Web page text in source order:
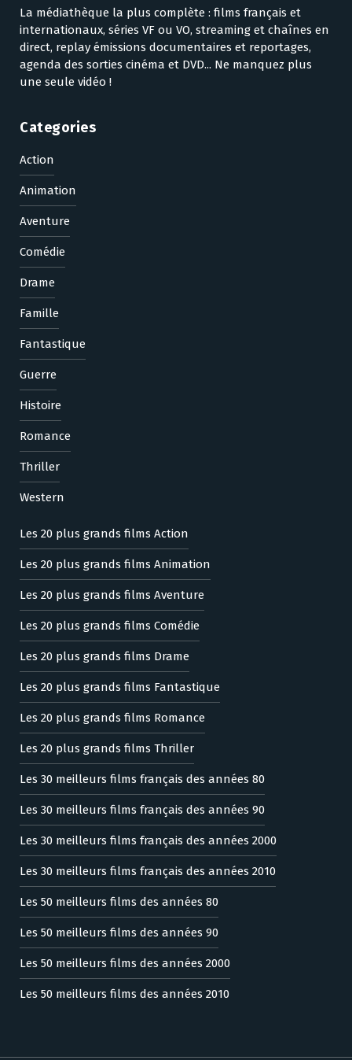
La médiathèque la plus complète : films français et
internationaux, séries VF ou VO, streaming et chaînes en
direct, replay émissions documentaires et reportages,
agenda des sorties cinéma et DVD... Ne manquez plus
une seule vidéo !
Categories
Action
Animation
Aventure
Comédie
Drame
Famille
Fantastique
Guerre
Histoire
Romance
Thriller
Western
Les 20 plus grands films Action
Les 20 plus grands films Animation
Les 20 plus grands films Aventure
Les 20 plus grands films Comédie
Les 20 plus grands films Drame
Les 20 plus grands films Fantastique
Les 20 plus grands films Romance
Les 20 plus grands films Thriller
Les 30 meilleurs films français des années 80
Les 30 meilleurs films français des années 90
Les 30 meilleurs films français des années 2000
Les 30 meilleurs films français des années 2010
Les 50 meilleurs films des années 80
Les 50 meilleurs films des années 90
Les 50 meilleurs films des années 2000
Les 50 meilleurs films des années 2010